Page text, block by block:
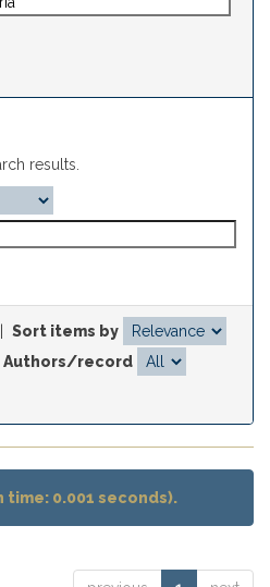
results.
Sort items by
Authors/record
time: 0.001 seconds).